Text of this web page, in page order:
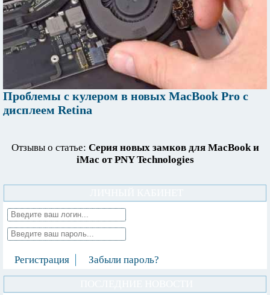
Проблемы с кулером в новых MacBook Pro с
дисплеем Retina
Отзывы о статье: Серия новых замков для MacBook и
iMac от PNY Technologies
Регистрация Забыли пароль?